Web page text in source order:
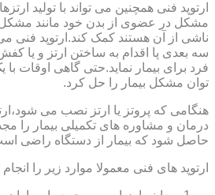
ارتوپد فنی همچنین می تواند با تولید
مشکل در عضوی از بدن خود مانند
ناشی از آن هستند کمک کند.ارتوپد فنی
سه بعدی پا اقدام به ساختن ارتز و یا
فرد برای بیمار نماید.حتی گاهی
توان مشکل بیمار را حل کرد.
هنگامی که پروتز یا ارتز نصب می
درمان و مشاوره های تکمیلی بیمار را
حاصل شود که بیمار از دستگاه راضی
ارتوپد های فنی معمولا موارد زیر را